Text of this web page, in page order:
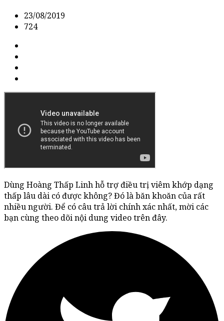
23/08/2019
724
Dùng Hoàng Thấp Linh hỗ trợ điều trị viêm khớp dạng
thấp lâu dài có được không? Đó là băn khoăn của rất
nhiều người. Để có câu trả lời chính xác nhất, mời các
bạn cùng theo dõi nội dung video trên đây.